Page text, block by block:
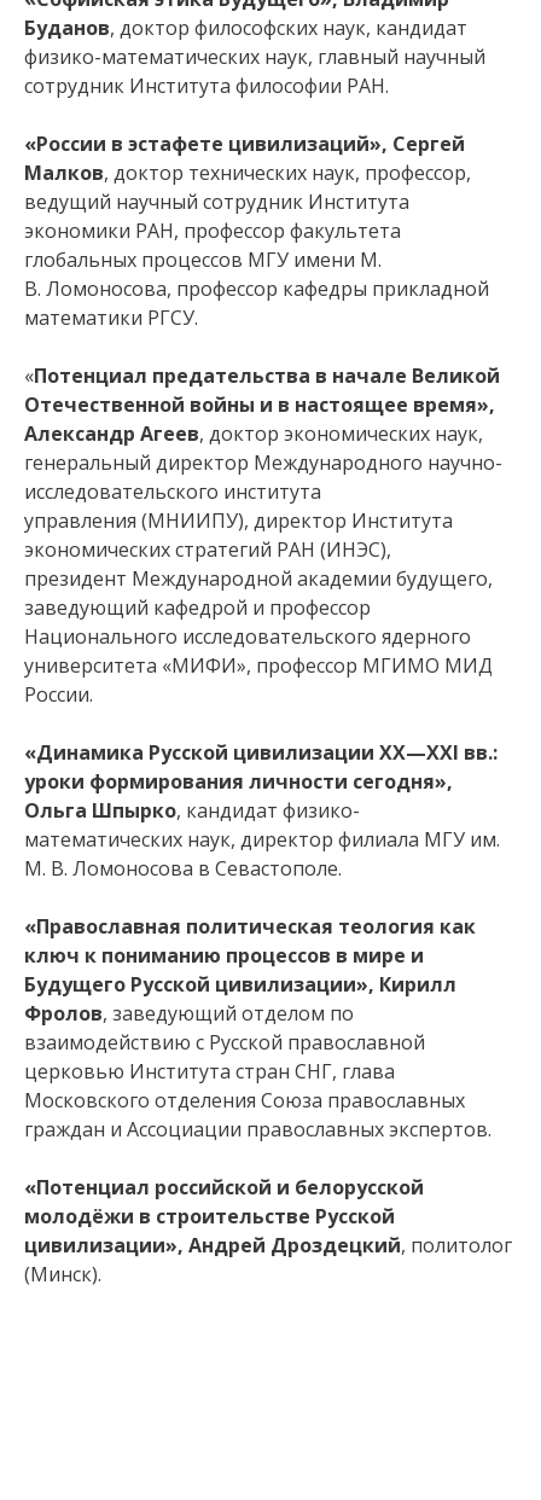
Буданов, доктор философских наук, кандидат
физико-математических наук, главный научный
сотрудник Института философии РАН.
«России в эстафете цивилизаций», Сергей
Малков, доктор технических наук, профессор,
ведущий научный сотрудник Института
экономики РАН, профессор факультета
глобальных процессов МГУ имени М.
В. Ломоносова, профессор кафедры прикладной
математики РГСУ.
«Потенциал предательства в начале Великой
Отечественной войны и в настоящее время»,
Александр Агеев, доктор экономических наук,
генеральный директор Международного научно-
исследовательского института
управления (МНИИПУ), директор Института
экономических стратегий РАН (ИНЭС),
президент Международной академии будущего,
заведующий кафедрой и профессор
Национального исследовательского ядерного
университета «МИФИ», профессор МГИМО МИД
России.
«Динамика Русской цивилизации XX—XXI вв.:
уроки формирования личности сегодня»,
Ольга Шпырко, кандидат физико-
математических наук, директор филиала МГУ им.
М. В. Ломоносова в Севастополе.
«Православная политическая теология как
ключ к пониманию процессов в мире и
Будущего Русской цивилизации», Кирилл
Фролов, заведующий отделом по
взаимодействию с Русской православной
церковью Института стран СНГ, глава
Московского отделения Союза православных
граждан и Ассоциации православных экспертов.
«Потенциал российской и белорусской
молодёжи в строительстве Русской
цивилизации», Андрей Дроздецкий, политолог
(Минск).